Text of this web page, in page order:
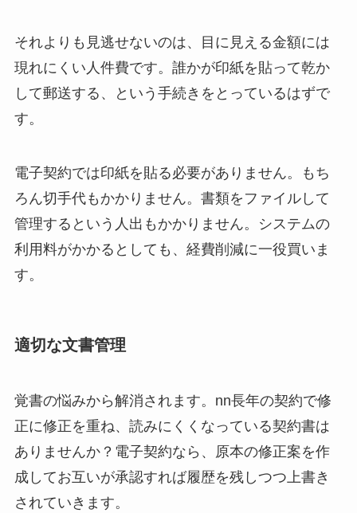
それよりも見逃せないのは、目に見える金額には
現れにくい人件費です。誰かが印紙を貼って乾か
して郵送する、という手続きをとっているはずで
す。
電子契約では印紙を貼る必要がありません。もち
ろん切手代もかかりません。書類をファイルして
管理するという人出もかかりません。システムの
利用料がかかるとしても、経費削減に一役買いま
す。
適切な文書管理
覚書の悩みから解消されます。nn長年の契約で修
正に修正を重ね、読みにくくなっている契約書は
ありませんか？電子契約なら、原本の修正案を作
成してお互いが承認すれば履歴を残しつつ上書き
されていきます。